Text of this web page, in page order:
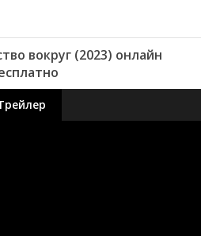
вокруг (2023) онлайн